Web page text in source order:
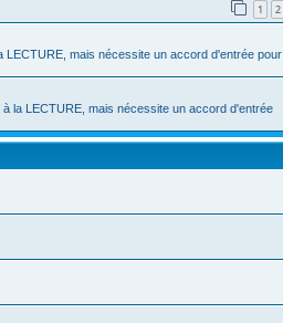
1 2
LECTURE, mais nécessite un accord d'entrée pour
la LECTURE, mais nécessite un accord d'entrée